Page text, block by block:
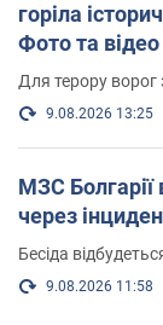
горіла
Фото та відео
Для терору ворог
9.08.2026 13:25
МЗС Болгарії
через
Бесіда
9.08.2026 11:58